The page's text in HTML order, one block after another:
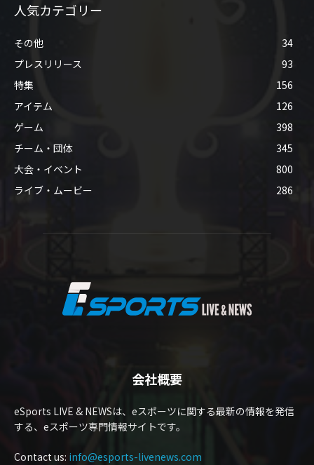
人気カテゴリー
その他
34
プレスリリース
93
特集
156
アイテム
126
ゲーム
398
チーム・団体
345
大会・イベント
800
ライブ・ムービー
286
会社概要
eSports LIVE & NEWSは、eスポーツに関する最新の情報を発信
する、eスポーツ専門情報サイトです。
Contact us: info@esports-livenews.com